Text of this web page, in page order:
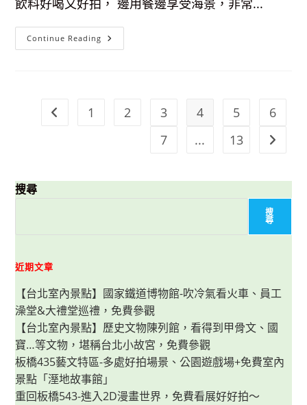
飲料好喝又好拍， 邊用餐邊享受海景，非常...
Continue Reading 【東
北
餐-
美
的
超
好
拍
Go to the previous page
1 2 3 4 5
6
7
... 13 Go to
搜尋
搜
尋
近期文章
【台北室內景點】國家鐵道博物館-吹冷氣看火車、員工
澡堂&大禮堂巡禮，免費參觀
【台北室內景點】歷史文物陳列館，看得到甲骨文、國
寶…等文物，堪稱台北小故宮，免費參觀
板橋435藝文特區-多處好拍場景、公園遊戲場+免費室內
景點「溼地故事館」
重回板橋543-進入2D漫畫世界，免費看展好好拍～